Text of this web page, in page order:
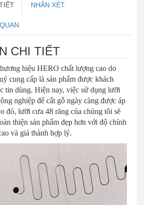
NHẬN XÉT
CHI TIẾT
hiệu HERO chất lượng cao do
cung cấp là sản phẩm được khách
tin dùng. Hiện nay, việc sử dụng lưỡi
nghiệp để cắt gỗ ngày càng được áp
đó, lưỡi cưa 48 răng của chúng tôi sẽ
thiện sản phẩm đẹp hơn với độ chính
và giá thành hợp lý.